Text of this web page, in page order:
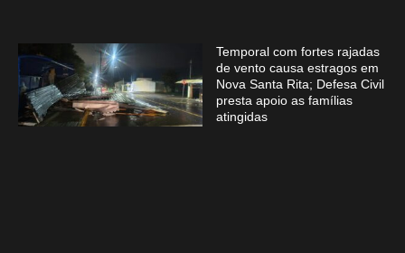
Temporal com fortes rajadas
de vento causa estragos em
Nova Santa Rita; Defesa Civil
presta apoio as famílias
atingidas